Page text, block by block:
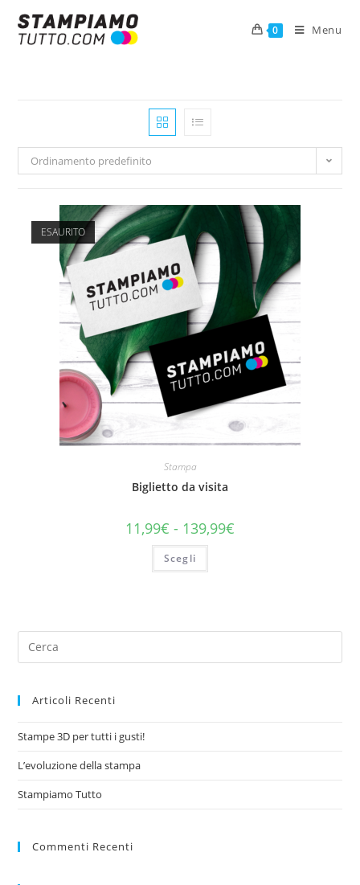
0 Menu
Ordinamento predefinito
ESAURITO
Stampa
Biglietto da visita
11,99€ - 139,99€
Scegli
Articoli Recenti
Stampe 3D per tutti i gusti!
L’evoluzione della stampa
Stampiamo Tutto
Commenti Recenti